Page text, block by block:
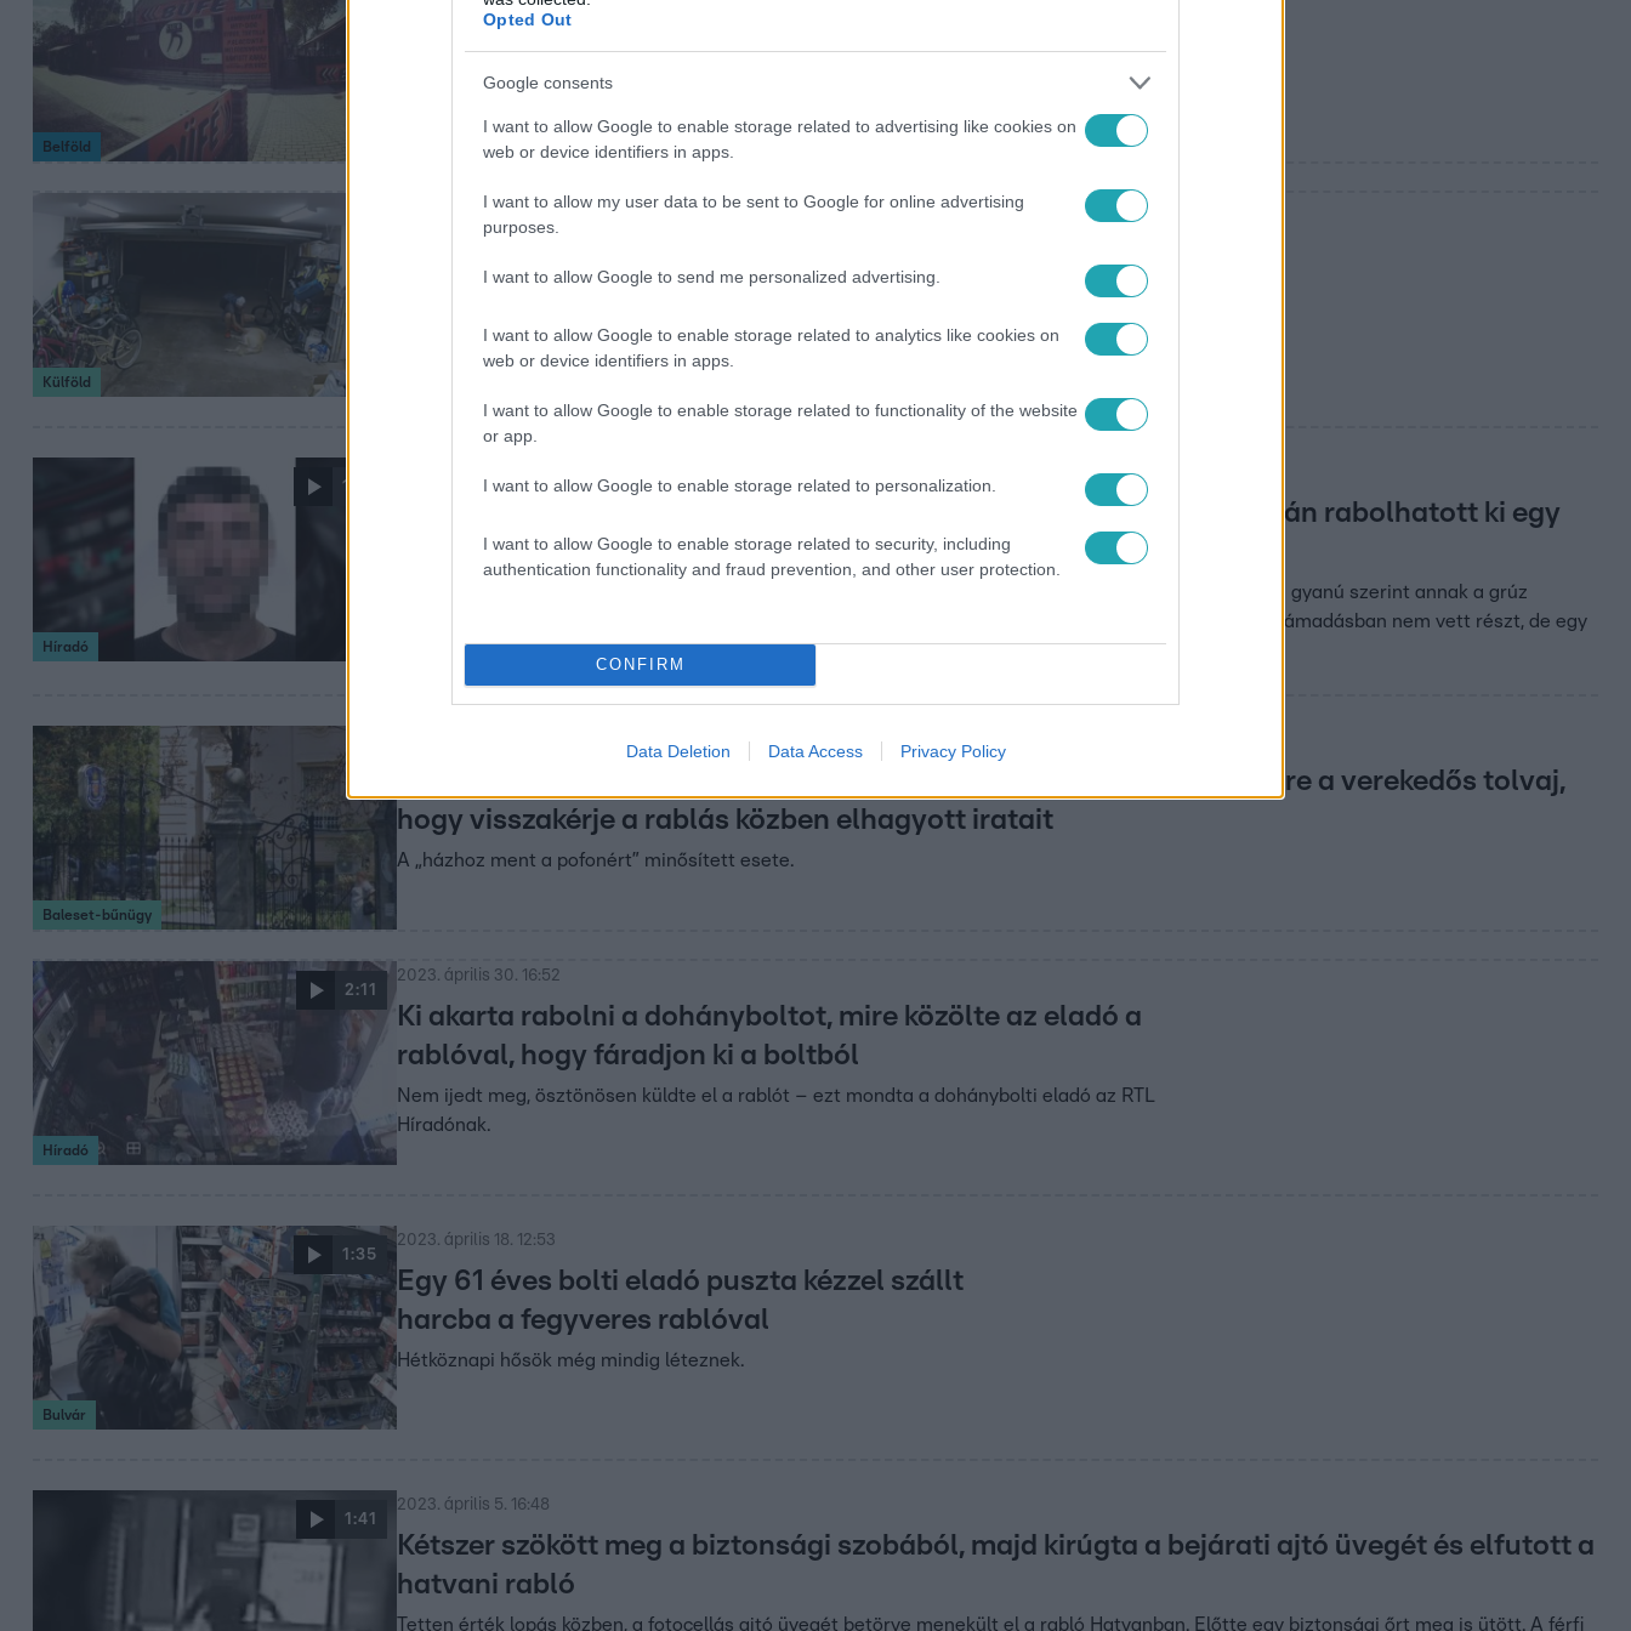
Opted Out
Google consents
I want to allow Google to enable storage related to advertising like cookies on
web or device identifiers in apps.
I want to allow my user data to be sent to Google for online advertising
purposes.
I want to allow Google to send me personalized advertising.
I want to allow Google to enable storage related to analytics like cookies on
web or device identifiers in apps.
I want to allow Google to enable storage related to functionality of the website
or app.
I want to allow Google to enable storage related to personalization.
I want to allow Google to enable storage related to security, including
authentication functionality and fraud prevention, and other user protection.
CONFIRM
Data Deletion Data Access Privacy Policy
Belföld
Letartóztatták a pizzafutár kirablóit, akik miatt „no-go
zónát” jelöltek ki Lajosmizsén
A rablást követően egy lajosmizsei büfés listát készített az utcákról, ahová nem
Külföld
2023. augusztus 8. 12:18
kutyájával, amelyiktől lopott
Ettől a kutyától nagyon távol áll a házőrzés.
1:34
Híradó
Prágában fogták el a grúz férfit, aki társaival 2018-ban, Nyíregyházán rabolhatott ki egy
pénzszállítót
Csehországban fogták el egy magyarországi rablás grúz gyanúsítottját – vette észre a Dehír. A férfi a gyanú szerint annak a grúz
bűnbandának a tagja, amelyik 2019-ben Debrecenben rabolt ki egy pénzszállítót. Kiderült, ő abban a támadásban nem vett részt, de egy
évvel korábban egy nyíregyháziban a nyomozók szerint igen.
Baleset-bűnügy
Önszántából, droggal a zsebében ment be a XIV. kerületi rendőrségre a verekedős tolvaj,
hogy visszakérje a rablás közben elhagyott iratait
A „házhoz ment a pofonért” minősített esete.
2:11
Híradó
2023. április 30. 16:52
Ki akarta rabolni a dohányboltot, mire közölte az eladó a
rablóval, hogy fáradjon ki a boltból
Nem ijedt meg, ösztönösen küldte el a rablót – ezt mondta a dohánybolti eladó az RTL
Híradónak.
1:35
Bulvár
2023. április 18. 12:53
Egy 61 éves bolti eladó puszta kézzel szállt
harcba a fegyveres rablóval
Hétköznapi hősök még mindig léteznek.
1:41
2023. április 5. 16:48
Kétszer szökött meg a biztonsági szobából, majd kirúgta a bejárati ajtó üvegét és elfutott a
hatvani rabló
Tetten érték lopás közben, a fotocellás ajtó üvegét betörve menekült el a rabló Hatvanban. Előtte egy biztonsági őrt meg is ütött. A férfi